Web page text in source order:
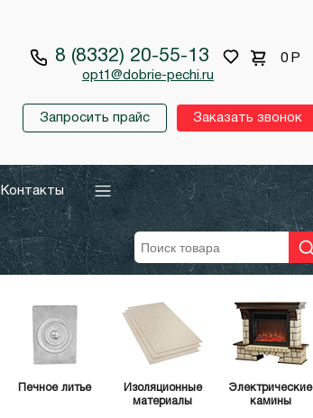
8 (8332) 20-55-13 0 Р
opt1@dobrie-pechi.ru
Запросить прайс Заказать звонок
Контакты
Печное литье
Изоляционные
материалы
Электрические
камины